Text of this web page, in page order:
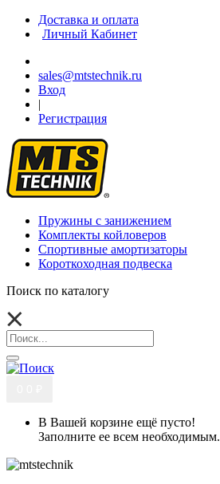
Доставка и оплата
Личный Кабинет
sales@mtstechnik.ru
Вход
|
Регистрация
Пружины с занижением
Комплекты койловеров
Спортивные амортизаторы
Короткоходная подвеска
Поиск по каталогу
В Вашей корзине ещё пусто!
Заполните ее всем необходимым.